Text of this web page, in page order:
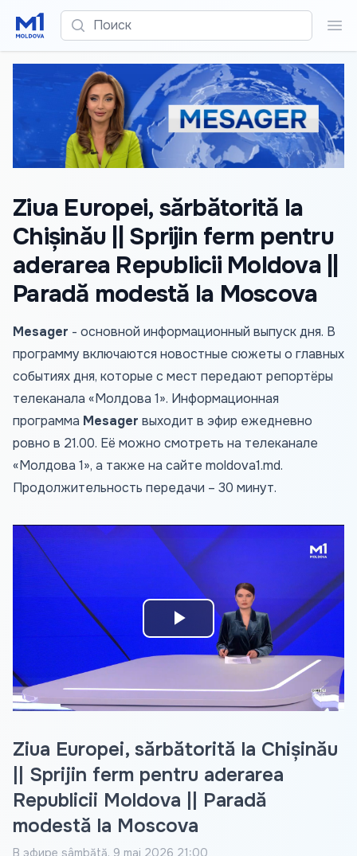
Поиск
Ziua Europei, sărbătorită la
Chișinău || Sprijin ferm pentru
aderarea Republicii Moldova ||
Paradă modestă la Moscova
Mesager - основной информационный выпуск дня. В
программу включаются новостные сюжеты о главных
событиях дня, которые с мест передают репортёры
телеканала «Молдова 1». Информационная
программа Mesager выходит в эфир ежедневно
ровно в 21.00. Её можно смотреть на телеканале
«Молдова 1», а также на сайте moldova1.md.
Продолжительность передачи – 30 минут.
Play
Video
Ziua Europei, sărbătorită la Chișinău
|| Sprijin ferm pentru aderarea
Republicii Moldova || Paradă
modestă la Moscova
В эфире sâmbătă, 9 mai 2026 21:00